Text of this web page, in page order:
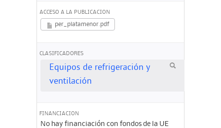
ACCESO A LA PUBLICACION
per_platamenor.pdf
CLASIFICADORES
Equipos de refrigeración y
ventilación
FINANCIACION
No hay financiación con fondos de la UE